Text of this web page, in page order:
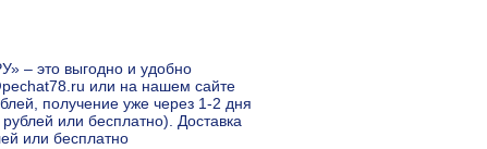
– это выгодно и удобно
или на нашем сайте
получение уже через 1-2 дня
или бесплатно). Доставка
или бесплатно